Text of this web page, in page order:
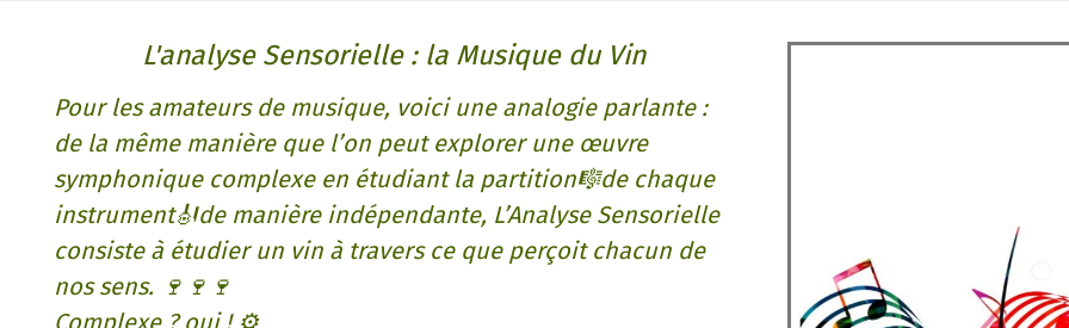
L'analyse Sensorielle : la Musique du Vin
Pour les amateurs de musique, voici une analogie parlante :
de la même manière que l’on peut explorer une œuvre
symphonique complexe en étudiant la partition🎼de chaque
instrument🎻de manière indépendante, L’Analyse Sensorielle
consiste à étudier un vin à travers ce que perçoit chacun de
nos sens. 🍷🍷🍷
Complexe ? oui ! ⚙️